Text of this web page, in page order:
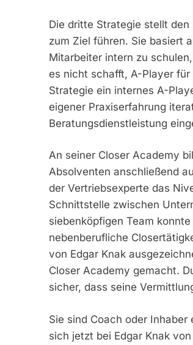
Die dritte Strategie stellt
zum Ziel führen. Sie basiert
Mitarbeiter intern zu
es nicht schafft, A-Player
Strategie ein internes A-
eigener Praxiserfahrung
Beratungsdienstleistung
An seiner Closer Academy
Absolventen anschließend
der Vertriebsexperte das
Schnittstelle zwischen
siebenköpfigen Team
nebenberufliche
von Edgar Knak
Closer Academy gemacht.
sicher, dass seine
Sie sind Coach oder
sich jetzt bei Edgar Knak